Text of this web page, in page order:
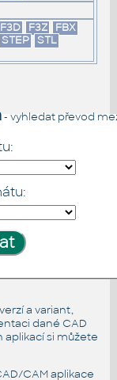
F3D F3Z
FBX
STEP STL
- vyhledat převod
a variant,
dané CAD
aplikací si můžete
CAM aplikace